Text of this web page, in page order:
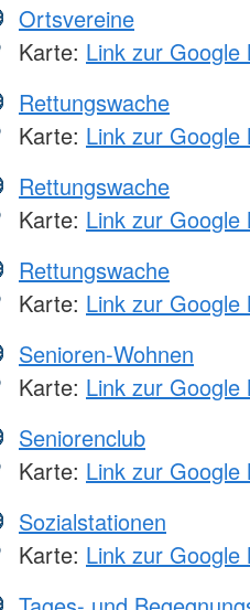
Ortsvereine
Karte: Link zur Google
Rettungswache
Karte: Link zur Google
Rettungswache
Karte: Link zur Google
Rettungswache
Karte: Link zur Google
Senioren-Wohnen
Karte: Link zur Google
Seniorenclub
Karte: Link zur Google
Sozialstationen
Karte: Link zur Google